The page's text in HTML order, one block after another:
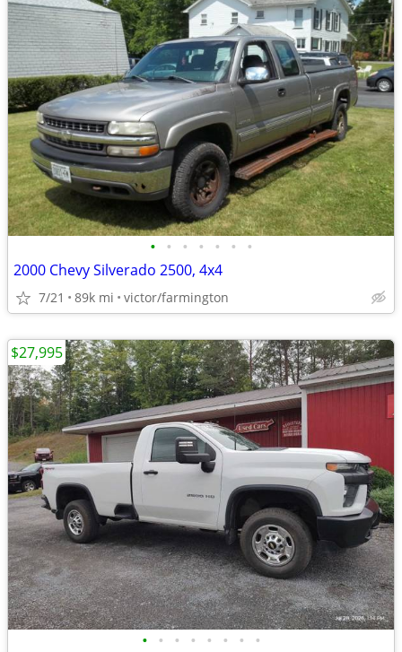
• • • • • • •
2000 Chevy Silverado 2500, 4x4
7/21 89k mi victor/farmington
• • • • • • • •
$27,995